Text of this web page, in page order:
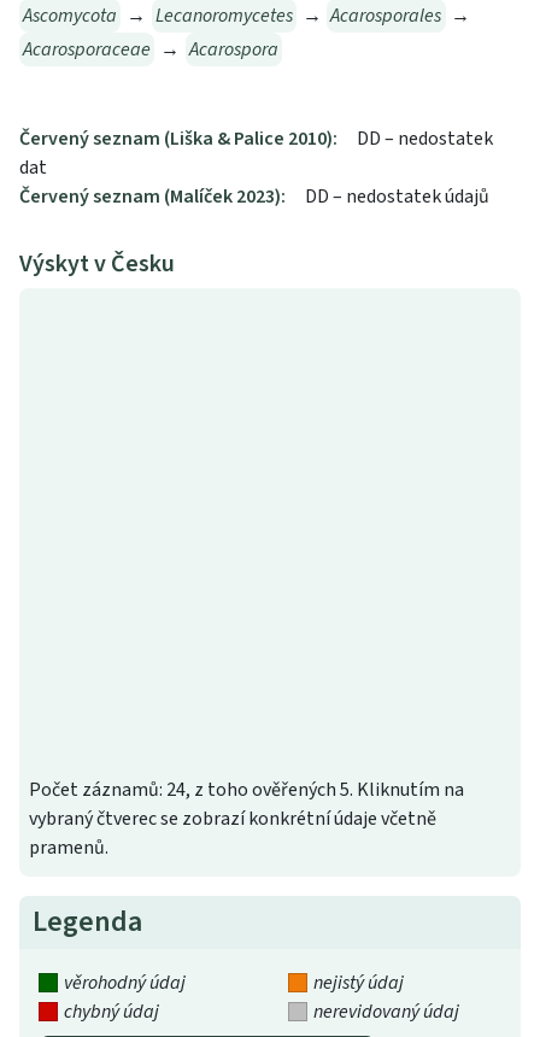
Ascomycota → Lecanoromycetes → Acarosporales →
Acarosporaceae → Acarospora
Červený seznam (Liška & Palice 2010):
DD – nedostatek
dat
Červený seznam (Malíček 2023):
DD – nedostatek údajů
Výskyt v Česku
Počet záznamů: 24, z toho ověřených 5. Kliknutím na
vybraný čtverec se zobrazí konkrétní údaje včetně
pramenů.
Legenda
věrohodný údaj
nejistý údaj
chybný údaj
nerevidovaný údaj